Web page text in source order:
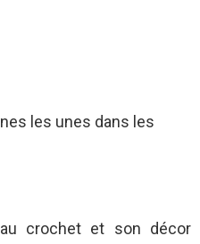
les unes dans les
crochet et son décor